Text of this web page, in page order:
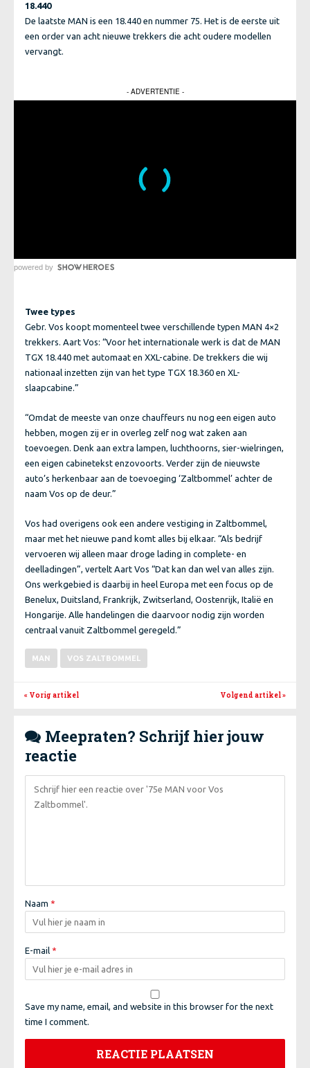
18.440
De laatste MAN is een 18.440 en nummer 75. Het is de eerste uit
een order van acht nieuwe trekkers die acht oudere modellen
vervangt.
- ADVERTENTIE -
powered by
Twee types
Gebr. Vos koopt momenteel twee verschillende typen MAN 4×2
trekkers. Aart Vos: “Voor het internationale werk is dat de MAN
TGX 18.440 met automaat en XXL-cabine. De trekkers die wij
nationaal inzetten zijn van het type TGX 18.360 en XL-
slaapcabine.”
“Omdat de meeste van onze chauffeurs nu nog een eigen auto
hebben, mogen zij er in overleg zelf nog wat zaken aan
toevoegen. Denk aan extra lampen, luchthoorns, sier-wielringen,
een eigen cabinetekst enzovoorts. Verder zijn de nieuwste
auto’s herkenbaar aan de toevoeging ‘Zaltbommel’ achter de
naam Vos op de deur.”
Vos had overigens ook een andere vestiging in Zaltbommel,
maar met het nieuwe pand komt alles bij elkaar. “Als bedrijf
vervoeren wij alleen maar droge lading in complete- en
deelladingen”, vertelt Aart Vos “Dat kan dan wel van alles zijn.
Ons werkgebied is daarbij in heel Europa met een focus op de
Benelux, Duitsland, Frankrijk, Zwitserland, Oostenrijk, Italië en
Hongarije. Alle handelingen die daarvoor nodig zijn worden
centraal vanuit Zaltbommel geregeld.”
MAN VOS ZALTBOMMEL
« Vorig artikel Volgend artikel»
 Meepraten? Schrijf hier jouw
reactie
Naam *
E-mail *
Save my name, email, and website in this browser for the next
time I comment.